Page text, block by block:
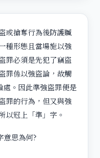
或搶奪行為後防護贓
種形態且當場施以強
罪必須是先犯了竊盜
罪係以強盜論，故觸
處。因此準強盜罪便是
罪的行為，但又與強
以冠上「準」字。